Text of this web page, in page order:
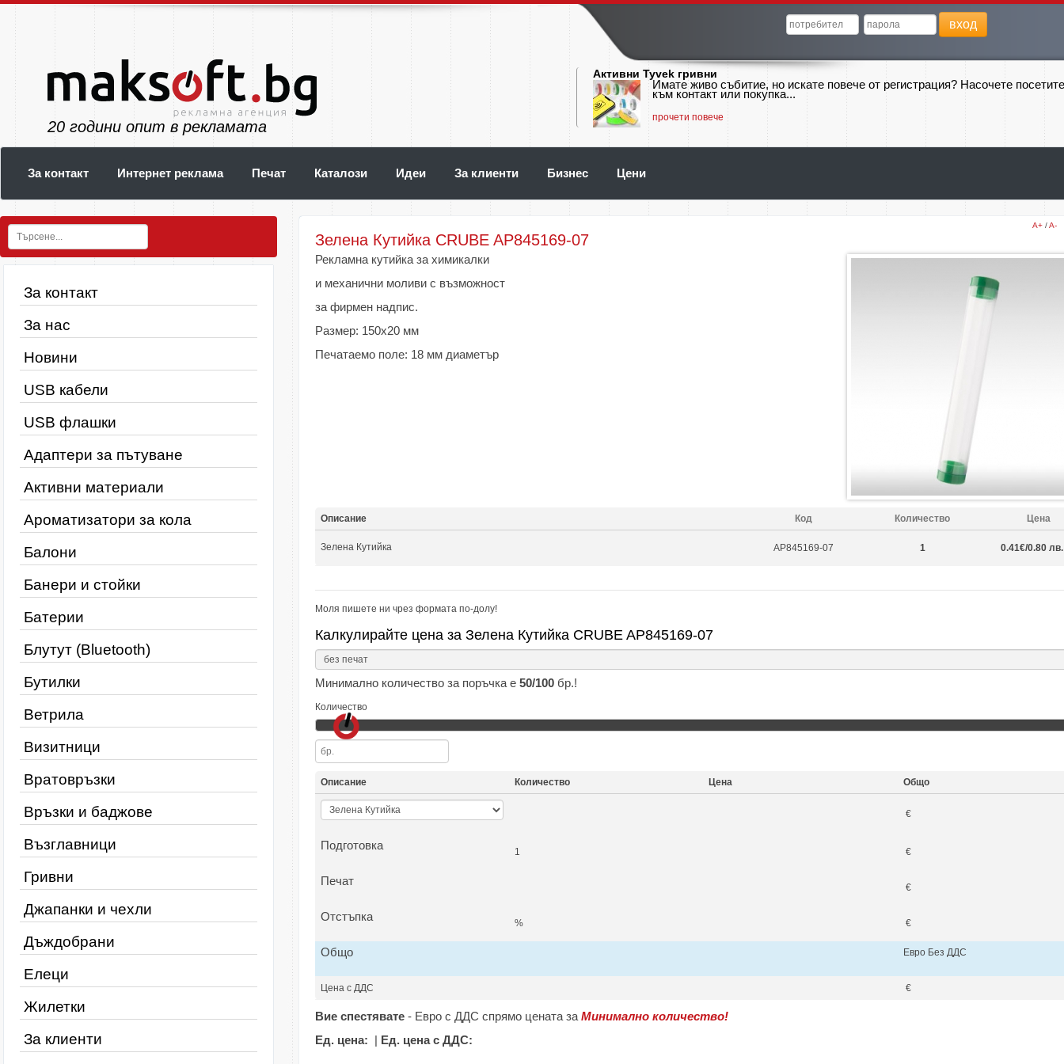
вход
24 години опит в рекламата
Активни Tyvek гривни
Имате живо събитие, но искате повече от регистрация? Насочете
към контакт или покупка...
прочети повече
За контакт Интернет реклама Печат Каталози Идеи За клиенти Бизнес Цени
За контакт
За нас
Новини
USB кабели
USB флашки
Адаптери за пътуване
Активни материали
Ароматизатори за кола
Балони
Банери и стойки
Батерии
Блутут (Bluetooth)
Бутилки
Ветрила
Визитници
Вратовръзки
Връзки и баджове
Възглавници
Гривни
Джапанки и чехли
Дъждобрани
Елеци
Жилетки
За клиенти
A+ /A-
Зелена Кутийка CRUBE AP845169-07
Рекламна кутийка за химикалки
и механични моливи с възможност
за фирмен надпис.
Размер: 150х20 мм
Печатаемо поле: 18 мм диаметър
Описание Код Количество Цена
Зелена Кутийка AP845169-07 1 0.41€/0.80
Моля пишете ни чрез формата по-долу!
Калкулирайте цена за Зелена Кутийка CRUBE AP845169-07
Минимално количество за поръчка е 50/100 бр.!
Количество
Описание Количество Цена Общо
€
Подготовка 1 €
Печат €
Отстъпка % €
Общо Евро Без ДДС
Цена с ДДС €
Вие спестявате - Евро с ДДС спрямо цената за Минимално количество!
Ед. цена: | Ед. цена с ДДС: